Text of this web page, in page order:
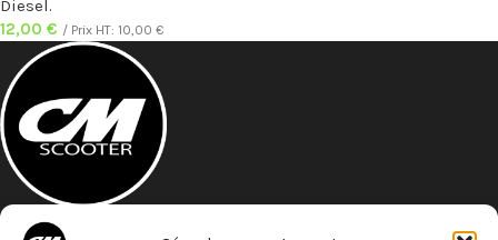
Diesel.
12,00 € / Prix HT: 10,00 €
A 5 minutes à pied de la gare St- Roch